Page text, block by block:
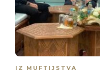
IZ MUFTIJSTVA